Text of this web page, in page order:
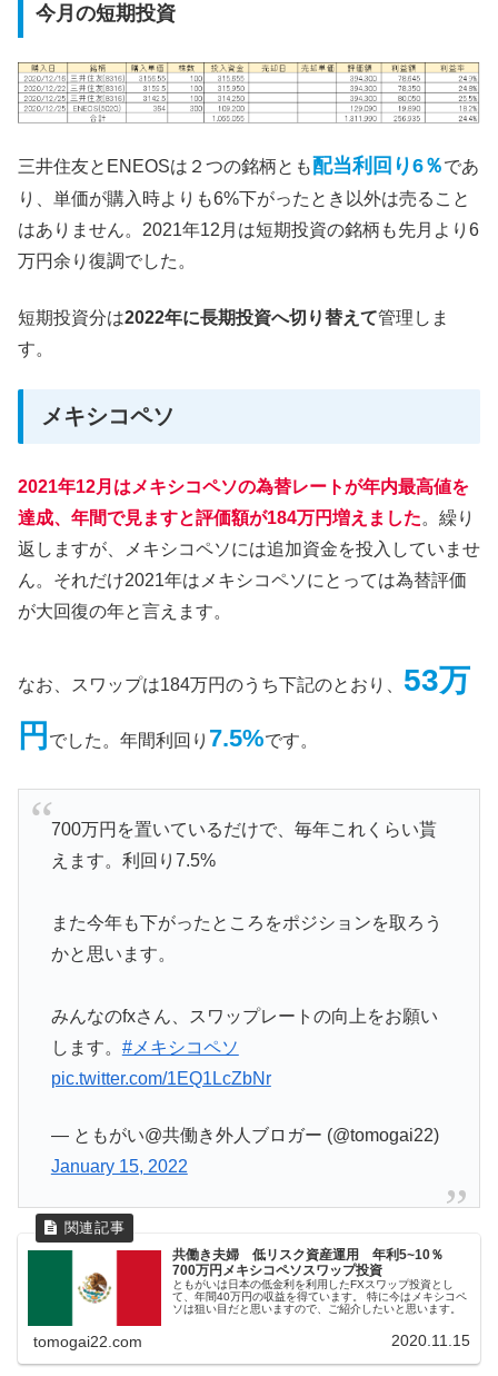
今月の短期投資
三井住友とENEOSは２つの銘柄とも配当利回り6％であ
り、単価が購入時よりも6%下がったとき以外は売ること
はありません。2021年12月は短期投資の銘柄も先月より6
万円余り復調でした。
短期投資分は2022年に長期投資へ切り替えて管理しま
す。
メキシコペソ
2021年12月はメキシコペソの為替レートが年内最高値を
達成、年間で見ますと評価額が184万円増えました。繰り
返しますが、メキシコペソには追加資金を投入していませ
ん。それだけ2021年はメキシコペソにとっては為替評価
が大回復の年と言えます。
なお、スワップは184万円のうち下記のとおり、 53万
円 でした。年間利回り 7.5%です。
700万円を置いているだけで、毎年これくらい貰
えます。利回り7.5%
また今年も下がったところをポジションを取ろう
かと思います。
みんなのfxさん、スワップレートの向上をお願い
します。 #メキシコペソ
pic.twitter.com/1EQ1LcZbNr
— ともがい@共働き外人ブロガー (@tomogai22)
January 15, 2022
共働き夫婦 低リスク資産運用 年利5~10％
700万円メキシコペソスワップ投資
ともがいは日本の低金利を利用したFXスワップ投資とし
て、年間40万円の収益を得ています。 特に今はメキシコペ
ソは狙い目だと思いますので、ご紹介したいと思います。
tomogai22.com 2020.11.15